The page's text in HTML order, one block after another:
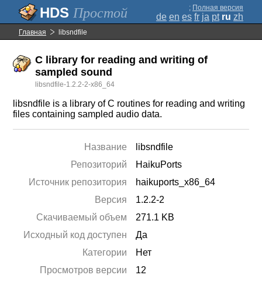
Простой ; Полная версия
de en es fr ja pt ru zh
Главная libsndfile
C library for reading and writing of
sampled sound
libsndfile-1.2.2-2-x86_64
libsndfile is a library of C routines for reading and writing
files containing sampled audio data.
Название
libsndfile
Репозиторий
HaikuPorts
Источник репозитория
haikuports_x86_64
Версия
1.2.2-2
Скачиваемый объем
271.1 KB
Исходный код доступен
Да
Категории
Нет
Просмотров версии
12